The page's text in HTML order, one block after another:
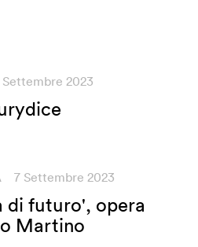
Settembre 2023
7 Settembre 2023
di futuro', opera
Martino